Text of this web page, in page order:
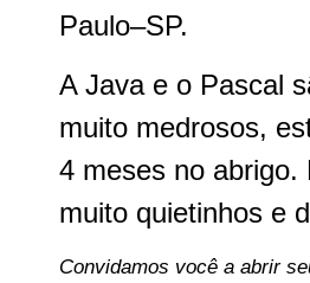
Paulo–SP.
A Java e o Pascal
muito medrosos,
4 meses no abrigo.
muito quietinhos e
Convidamos você a abrir